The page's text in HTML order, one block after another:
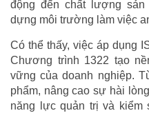
động đến chất lượng
dựng môi trường làm việc
Có thể thấy, việc áp dụng
Chương trình 1322 tạo
vững của doanh nghiệp.
phẩm, nâng cao sự hài
năng lực quản trị và kiểm